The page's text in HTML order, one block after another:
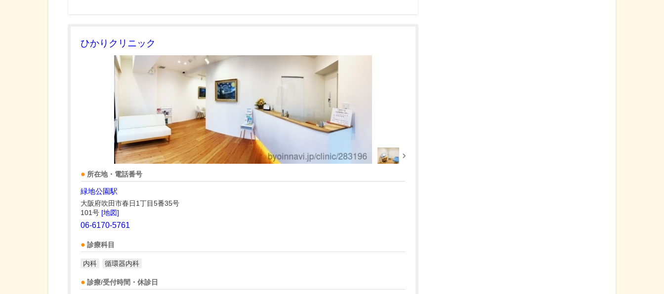
ひかりクリニック
所在地・電話番号
緑地公園駅
大阪府吹田市春日1丁目5番35号
101号 [地図]
06-6170-5761
診療科目
内科 循環器内科
診療/受付時間・休診日